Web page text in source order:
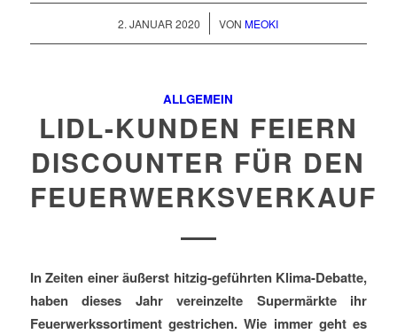
2. JANUAR 2020
/ VON MEOKI
ALLGEMEIN
LIDL-KUNDEN FEIERN
DISCOUNTER FÜR DEN
FEUERWERKSVERKAUF
In Zeiten einer äußerst hitzig-geführten Klima-Debatte,
haben dieses Jahr vereinzelte Supermärkte ihr
Feuerwerkssortiment gestrichen. Wie immer geht es